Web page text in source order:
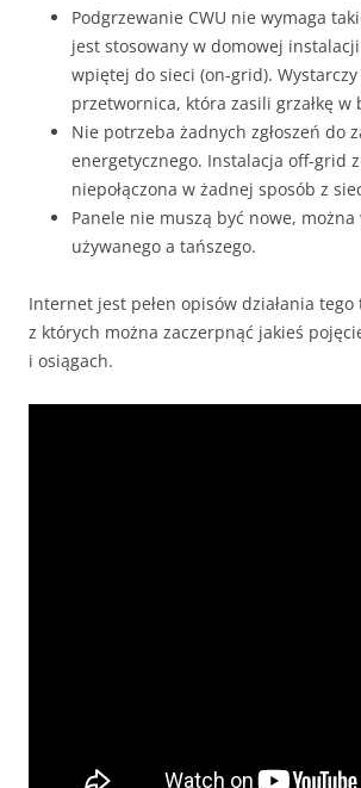
Podgrzewanie CWU nie wymaga
jest stosowany w domowej
wpiętej do sieci (on-grid).
przetwornica, która zasili grzałkę w
Nie potrzeba żadnych zgłoszeń do
energetycznego. Instalacja off-grid
niepołączona w żadnej sposób z
Panele nie muszą być nowe, można
używanego a tańszego.
Internet jest pełen opisów działania
z których można zaczerpnąć jakieś
i osiągach.